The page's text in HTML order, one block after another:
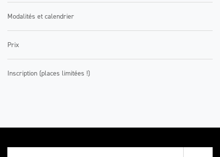
Modalités et calendrier
Prix
Inscription (places limitées !)